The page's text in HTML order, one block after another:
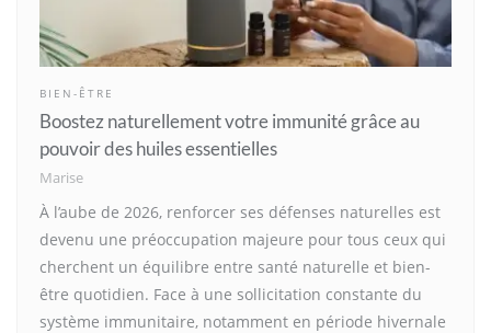
BIEN-ÊTRE
Boostez naturellement votre immunité grâce au
pouvoir des huiles essentielles
Marise
À l’aube de 2026, renforcer ses défenses naturelles est
devenu une préoccupation majeure pour tous ceux qui
cherchent un équilibre entre santé naturelle et bien-
être quotidien. Face à une sollicitation constante du
système immunitaire, notamment en période hivernale